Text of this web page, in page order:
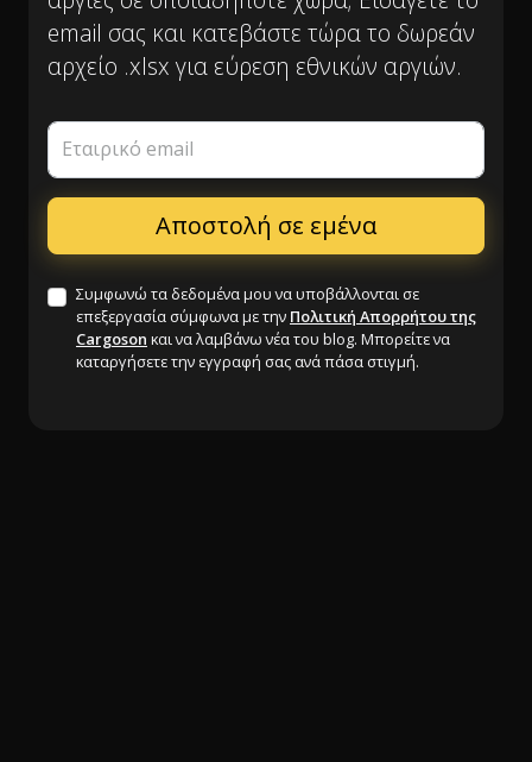
email σας και κατεβάστε τώρα το δωρεάν
αρχείο .xlsx για εύρεση εθνικών αργιών.
Εταιρικό email
Συμφωνώ τα δεδομένα μου να υποβάλλονται σε
επεξεργασία σύμφωνα με την Πολιτική Απορρήτου της
Cargoson και να λαμβάνω νέα του blog. Μπορείτε να
καταργήσετε την εγγραφή σας ανά πάσα στιγμή.